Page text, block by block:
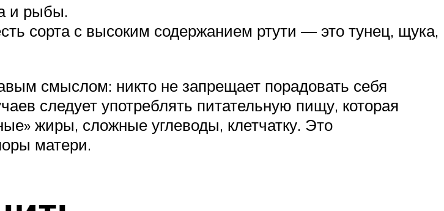
и рыбы.
сорта с высоким содержанием ртути — это тунец, щука,
смыслом: никто не запрещает порадовать себя
следует употреблять питательную пищу, которая
жиры, сложные углеводы, клетчатку. Это
матери.